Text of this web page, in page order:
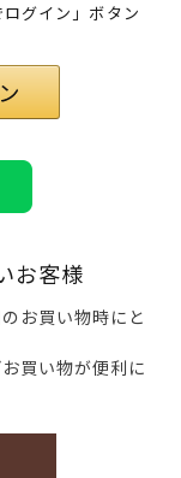
グイン」ボタン
お客様
お買い物時にと
買い物が便利に